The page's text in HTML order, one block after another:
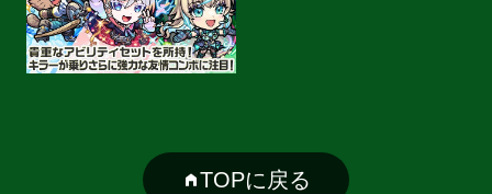
TOPに戻る